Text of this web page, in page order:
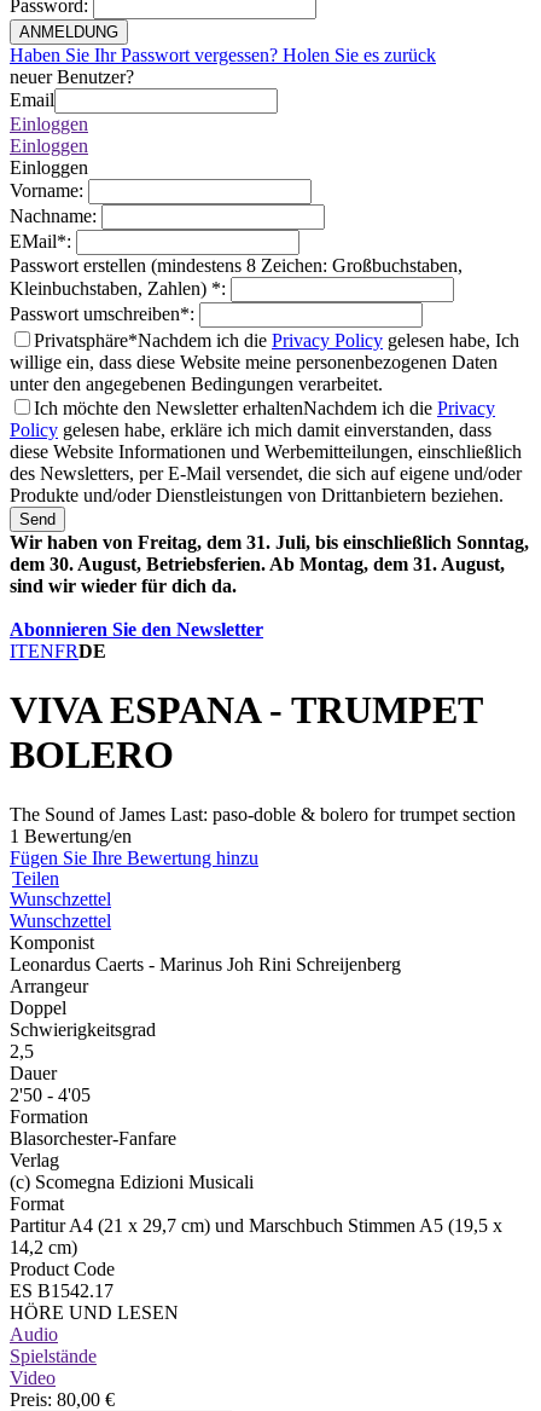
Password:
ANMELDUNG
Haben Sie Ihr Passwort vergessen? Holen Sie es zurück
neuer Benutzer?
Email
Einloggen
Einloggen
Einloggen
Vorname:
Nachname:
EMail*:
Passwort erstellen (mindestens 8 Zeichen: Großbuchstaben,
Kleinbuchstaben, Zahlen) *:
Passwort umschreiben*:
Privatsphäre*Nachdem ich die Privacy Policy gelesen habe, Ich
willige ein, dass diese Website meine personenbezogenen Daten
unter den angegebenen Bedingungen verarbeitet.
Ich möchte den Newsletter erhaltenNachdem ich die Privacy
Policy gelesen habe, erkläre ich mich damit einverstanden, dass
diese Website Informationen und Werbemitteilungen, einschließlich
des Newsletters, per E-Mail versendet, die sich auf eigene und/oder
Produkte und/oder Dienstleistungen von Drittanbietern beziehen.
Send
Wir haben von Freitag, dem 31. Juli, bis einschließlich Sonntag,
dem 30. August, Betriebsferien. Ab Montag, dem 31. August,
sind wir wieder für dich da.
Abonnieren Sie den Newsletter
ITENFRDE
VIVA ESPANA - TRUMPET
BOLERO
The Sound of James Last: paso-doble & bolero for trumpet section
1 Bewertung/en
Fügen Sie Ihre Bewertung hinzu
Teilen
Wunschzettel
Wunschzettel
Komponist
Leonardus Caerts - Marinus Joh Rini Schreijenberg
Arrangeur
Doppel
Schwierigkeitsgrad
2,5
Dauer
2'50 - 4'05
Formation
Blasorchester-Fanfare
Verlag
(c) Scomegna Edizioni Musicali
Format
Partitur A4 (21 x 29,7 cm) und Marschbuch Stimmen A5 (19,5 x
14,2 cm)
Product Code
ES B1542.17
HÖRE UND LESEN
Audio
Spielstände
Video
Preis: 80,00 €